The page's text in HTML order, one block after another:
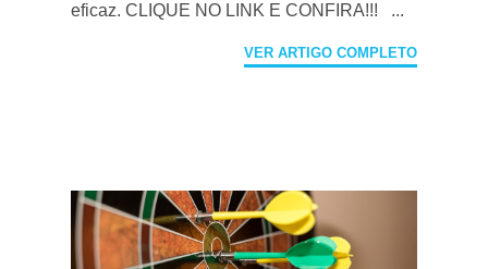
eficaz. CLIQUE NO LINK E CONFIRA!!! ...
VER ARTIGO COMPLETO